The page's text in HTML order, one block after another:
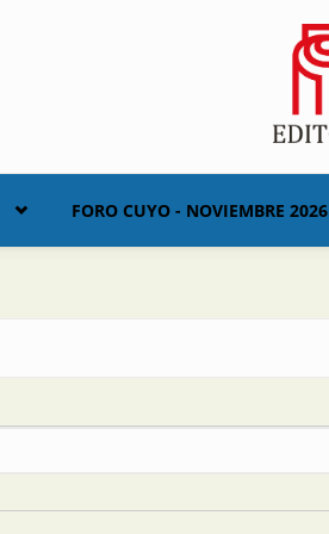
FORO CUYO - NOVIEMBRE 2026